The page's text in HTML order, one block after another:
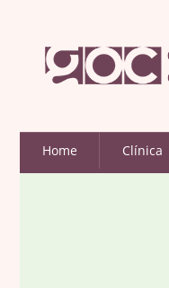
Home Clínica